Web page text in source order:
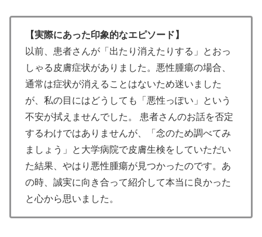
【実際にあった印象的なエピソード】
以前、患者さんが「出たり消えたりする」とおっ
しゃる皮膚症状がありました。悪性腫瘍の場合、
通常は症状が消えることはないため迷いました
が、私の目にはどうしても「悪性っぽい」という
不安が拭えませんでした。 患者さんのお話を否定
するわけではありませんが、「念のため調べてみ
ましょう」と大学病院で皮膚生検をしていただい
た結果、やはり悪性腫瘍が見つかったのです。あ
の時、誠実に向き合って紹介して本当に良かった
と心から思いました。